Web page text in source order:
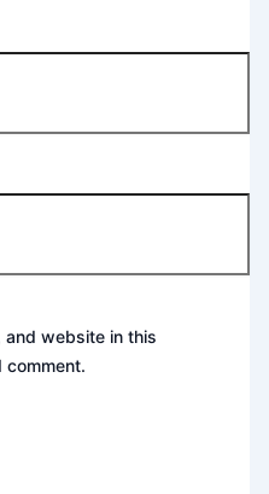
and website in this
comment.